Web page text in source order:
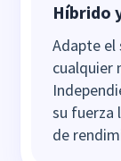
Híbrido
Adapte
cualquier
su fuerza
de